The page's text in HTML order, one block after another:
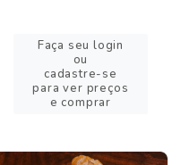
Faça seu login
ou
cadastre-se
para ver preços
e comprar